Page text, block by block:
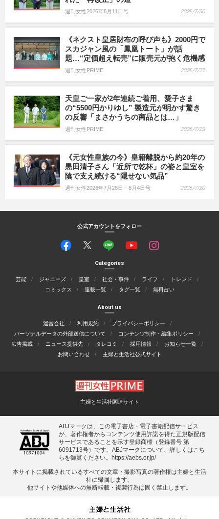
週刊女性2026年8月11日号 2026/7/30
《ネクスト皇居財布の呼び声も》2000円で
スカジャン風の「鳳凰トート」が話
題…“定価超え転売”に販売元が抱く危機感
週刊女性PRIME 2026/7/27
天皇ご一家が2年連続ご着用、愛子さま
の“5500円かりゆし” 製造元が明かす驚き
の反響「まさかうちの商品とは…」
週刊女性PRIME 2026/7/23
《元女性皇族の今》皇籍離脱から約20年の
黒田清子さん「近所で乾杯」の姿と皇室を
陰で支え続ける“隠せない気品”
週刊女性2026年7月28日・8月4日号 2026/7/20
公式アカウントをフォロー
Categories
芸能 ジャニーズ 皇室 社会・事件 ライフ
トレンド
コミックス
連載一覧 タグ一覧 無料占い
About us
運営会社 利用規約
プライバシーポリシー
パーソナルデータの外部送信について
コンテンツ制作・編集ポリシー
広告掲載
ニュース提供先 タレコミ 採用情報
お知らせ一覧
お問い合わせ
主婦と生活社公式サイト
主婦と生活社関連サイト
ABJマークは、この電子書店・電子書籍配信サービス
が、著作権者からコンテンツ使用許諾を得た正規版配信
サービスであることを示す登録商標（登録番号 第
6091713号）です。ABJマークについて、詳しくはこち
らを御覧ください。
https://aebs.or.jp/
本サイトに掲載されているすべての⽂章・撮影写真の著作権は主婦と⽣活
社に帰属します。
他サイトや他媒体への無断転載・複製⾏為は固く禁⽌します。